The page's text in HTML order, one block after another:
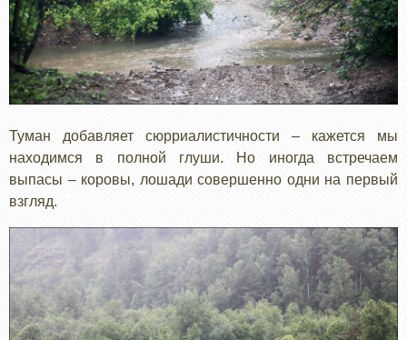
Туман добавляет сюрриалистичности – кажется мы
находимся в полной глуши. Но иногда встречаем
выпасы – коровы, лошади совершенно одни на первый
взгляд.